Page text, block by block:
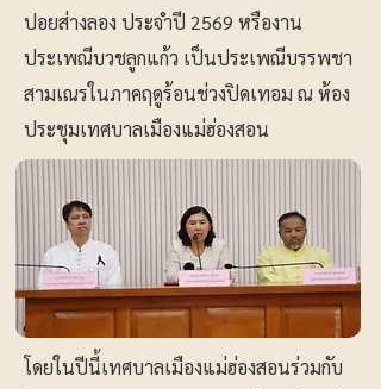
ปอยส่างลอง ประจำปี 2569 หรืองาน
ประเพณีบวชลูกแก้ว เป็นประเพณีบรรพชา
สามเณรในภาคฤดูร้อนช่วงปิดเทอม ณ ห้อง
ประชุมเทศบาลเมืองแม่ฮ่องสอน
โดยในปีนี้เทศบาลเมืองแม่ฮ่องสอนร่วมกับ